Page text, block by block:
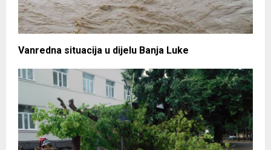
Vanredna situacija u dijelu Banja Luke